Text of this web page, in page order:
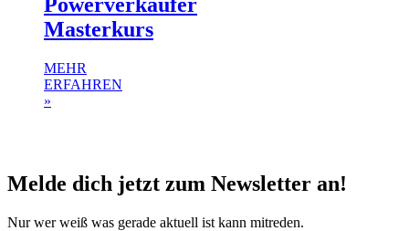
Powerverkäufer
Masterkurs
MEHR
ERFAHREN
»
Melde dich jetzt zum Newsletter an!
Nur wer weiß was gerade aktuell ist kann mitreden.